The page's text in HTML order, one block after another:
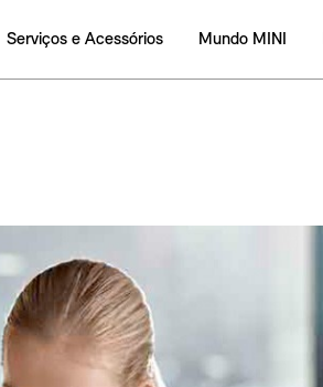
Serviços e Acessórios Mundo MINI